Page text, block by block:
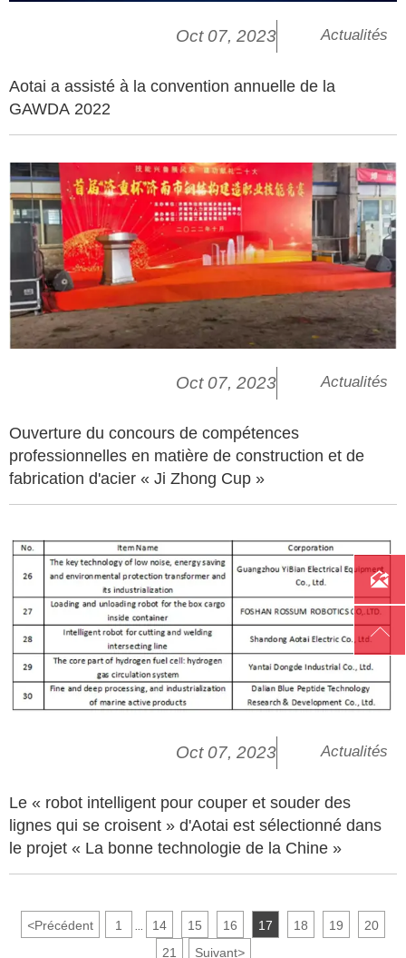
Oct 07, 2023 Actualités
Aotai a assisté à la convention annuelle de la
GAWDA 2022
Oct 07, 2023 Actualités
Ouverture du concours de compétences
professionnelles en matière de construction et de
fabrication d'acier « Ji Zhong Cup »
Oct 07, 2023 Actualités
Le « robot intelligent pour couper et souder des
lignes qui se croisent » d'Aotai est sélectionné dans
le projet « La bonne technologie de la Chine »
<Précédent 1 14 15 16 17 18 19
20
21
Suivant>

